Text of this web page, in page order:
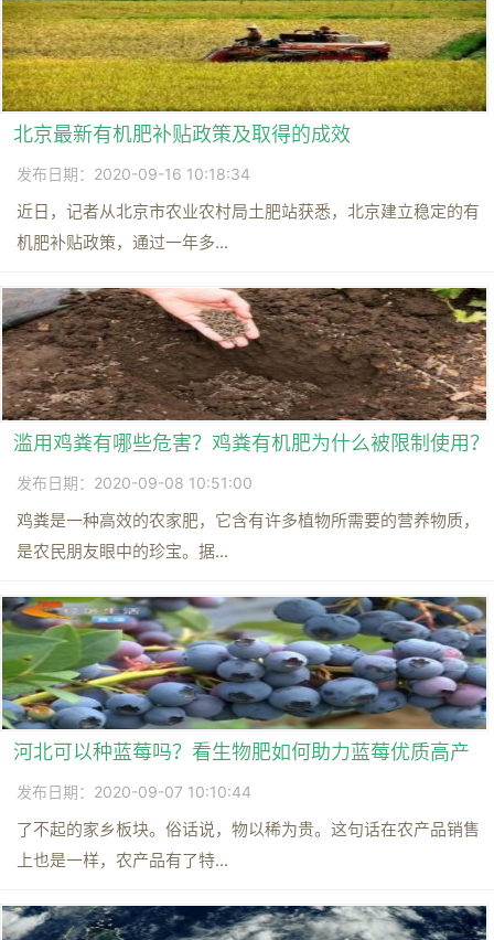
北京最新有机肥补贴政策及取得的成效
发布日期：2020-09-16 10:18:34
近日，记者从北京市农业农村局土肥站获悉，北京建立稳定的有
机肥补贴政策，通过一年多...
滥用鸡粪有哪些危害？鸡粪有机肥为什么被限制使用？
发布日期：2020-09-08 10:51:00
鸡粪是一种高效的农家肥，它含有许多植物所需要的营养物质，
是农民朋友眼中的珍宝。据...
河北可以种蓝莓吗？看生物肥如何助力蓝莓优质高产
发布日期：2020-09-07 10:10:44
了不起的家乡板块。俗话说，物以稀为贵。这句话在农产品销售
上也是一样，农产品有了特...